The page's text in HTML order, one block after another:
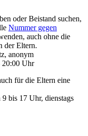
oder Beistand suchen,
Nummer gegen
auch ohne die
der Eltern.
anonym
20:00 Uhr
für die Eltern eine
bis 17 Uhr, dienstags